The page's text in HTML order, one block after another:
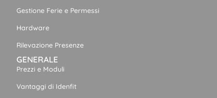
Gestione Ferie e Permessi
Hardware
Rilevazione Presenze
GENERALE
Prezzi e Moduli
Vantaggi di Idenfit